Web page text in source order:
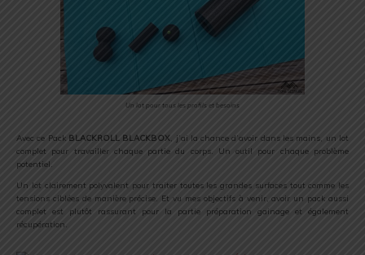
Un lot pour tous les profils et besoins
Avec ce Pack BLACKROLL BLACKBOX, j’ai la chance d’avoir dans les mains, un lot
complet pour travailler chaque partie du corps. Un outil pour chaque problème
potentiel.
Un lot clairement polyvalent pour traiter toutes les grandes surfaces tout comme les
tensions ciblées de manière précise. Et vu mes objectifs à venir, avoir un pack aussi
complet est plutôt rassurant pour la partie préparation gainage et également
récupération.